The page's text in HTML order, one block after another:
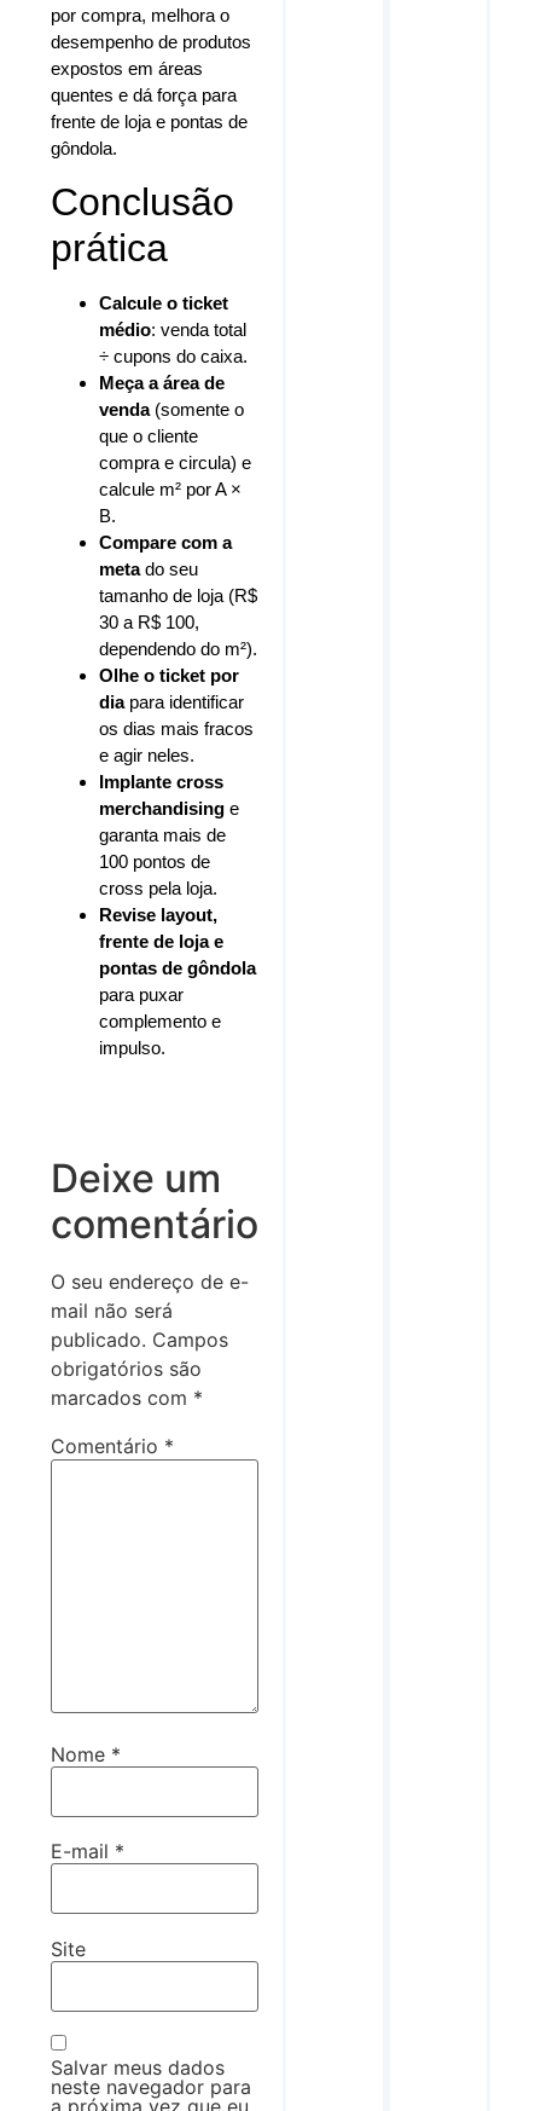
por compra, melhora o
desempenho de produtos
expostos em áreas
quentes e dá força para
frente de loja e pontas de
gôndola.
Conclusão
prática
Calcule o ticket
médio: venda total
÷ cupons do caixa.
Meça a área de
venda(somente o
que o cliente
compra e circula) e
calcule m² por A ×
B.
Compare com a
metado seu
tamanho de loja (R$
30 a R$ 100,
dependendo do m²).
Olhe o ticket por
diapara identificar
os dias mais fracos
e agir neles.
Implante cross
merchandising e
garanta mais de
100 pontos de
cross pela loja.
Revise layout,
frente de loja e
pontas de gôndola
para puxar
complemento e
impulso.
Deixe um
comentário
O seu endereço de e-
mail não será
publicado. Campos
obrigatórios são
marcados com *
Comentário *
Nome *
E-mail *
Site
Salvar meus dados
neste navegador para